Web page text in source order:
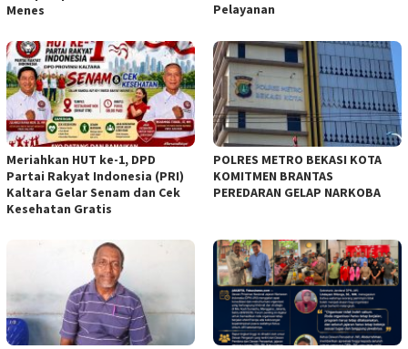
Menes
Pelayanan
Meriahkan HUT ke-1, DPD
Partai Rakyat Indonesia (PRI)
Kaltara Gelar Senam dan Cek
Kesehatan Gratis
POLRES METRO BEKASI KOTA
KOMITMEN BRANTAS
PEREDARAN GELAP NARKOBA